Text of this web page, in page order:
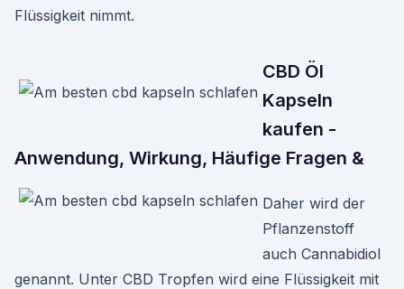
Flüssigkeit nimmt.
CBD Öl
Kapseln
kaufen -
Anwendung, Wirkung, Häufige Fragen &
Daher wird der
Pflanzenstoff
auch Cannabidiol
genannt. Unter CBD Tropfen wird eine Flüssigkeit mit